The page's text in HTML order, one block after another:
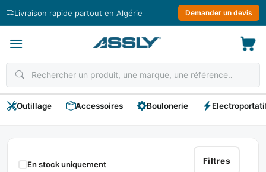
Livraison rapide partout en Algérie Demander un devis
Outillage Accessoires Boulonerie
Coupe
Câble
Filtres
En stock uniquement